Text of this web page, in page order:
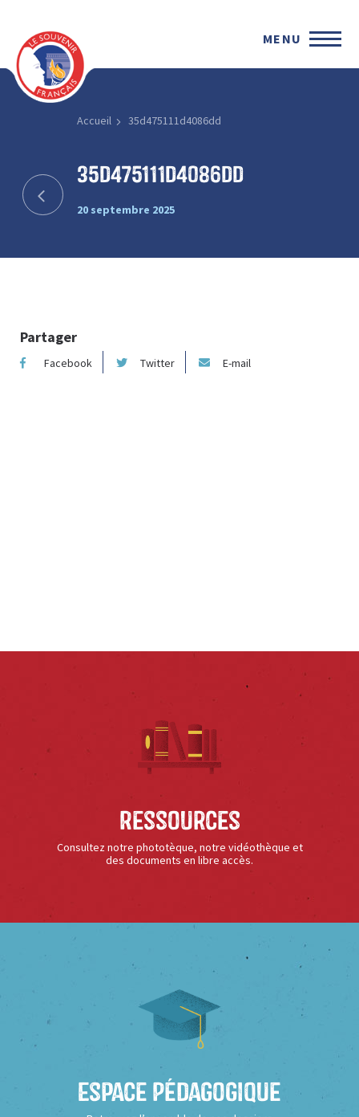
MENU
Accueil 35d475111d4086dd
35d475111d4086dd
20 septembre 2025
Partager
Facebook Twitter E-mail
Ressources
Consultez notre phototèque, notre vidéothèque et
des documents en libre accès.
Espace Pédagogique